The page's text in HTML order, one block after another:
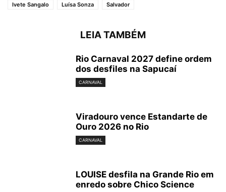
Ivete Sangalo
Luísa Sonza Salvador
LEIA TAMBÉM
Rio Carnaval 2027 define ordem
dos desfiles na Sapucaí
CARNAVAL
Viradouro vence Estandarte de
Ouro 2026 no Rio
CARNAVAL
LOUISE desfila na Grande Rio em
enredo sobre Chico Science